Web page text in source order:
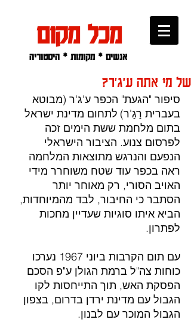
מכל מקום
אנשים * מקומות * היסטוריה
של מי אתה ע'ג'ר?
סיפור "הגעת" הכפר ע'ג'ר (מבוטא
בעברית רַגַ'ר) לתחום מדינת ישראל
בתום מלחמת ששת הימים זכה
לפרסום צנוע. הציבור הישראלי
הנפעם והנרגש מתוצאות המלחמה
ראה בכפר עוד שטח משוחרר מידי
האויב הסורי, רק מאוחר יותר
הסתבר כי החיבור, לבד מהמיוחדות,
הביא איתו סוגיות שעדיין מחכות
לפתרון.
עם תום הקרבות ביוני 1967 נערכו
כוחות צה"ל ברמת הגולן ע"פ הסכם
הפסקת האש, תוך התייחסות לקו
הגבול עם מדינת ירדן בדרום, בצפון
הגבול המוכר עם לבנון.